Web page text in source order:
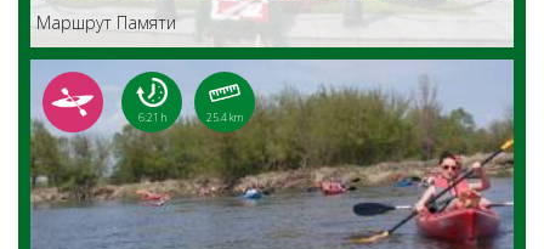
Маршрут Памяти
6:21 h 25.4 km